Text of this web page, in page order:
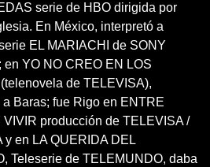
serie de HBO dirigida por
En México, interpretó a
EL MARIACHI de SONY
en YO NO CREO EN LOS
de TELEVISA),
a Baras; fue Rigo en ENTRE
producción de TELEVISA /
y en LA QUERIDA DEL
Teleserie de TELEMUNDO, daba